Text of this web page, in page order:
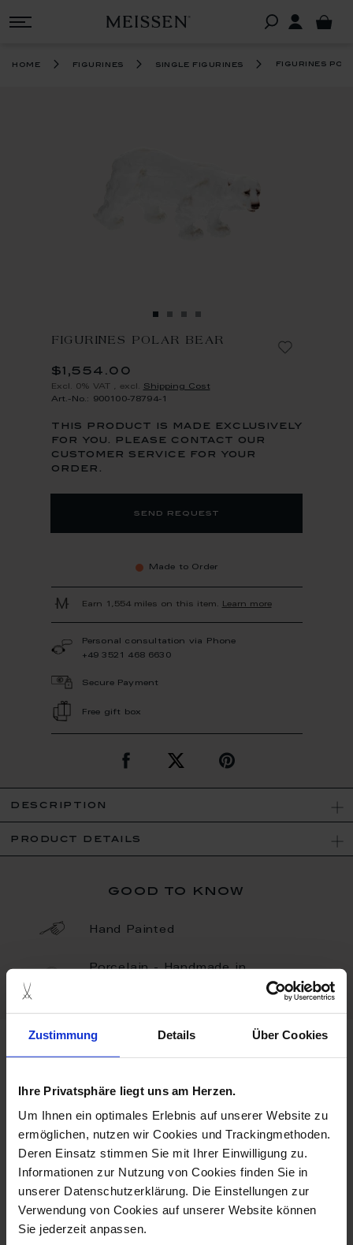
Zustimmung Details Über Cookies
Ihre Privatsphäre liegt uns am Herzen.
Um Ihnen ein optimales Erlebnis auf unserer Website zu
ermöglichen, nutzen wir Cookies und Trackingmethoden.
Deren Einsatz stimmen Sie mit Ihrer Einwilligung zu.
Informationen zur Nutzung von Cookies finden Sie in
unserer Datenschutzerklärung. Die Einstellungen zur
Verwendung von Cookies auf unserer Website können
Sie jederzeit anpassen.
home figurines single figurines figurines
FIGURINES POLAR BEAR
$1,554.00
Excl. 0% VAT excl. Shipping Cost
Art.-No.: 900100-78794-1
this product is made exclusively
for you. please contact our
customer service for your
order.
send request
Made to Order
Earn 1,554 miles on this item. Learn more
Personal consultation via Phone
+49 3521 468 6630
Secure Payment
Free gift box
description
product details
good to know
Hand Painted
Porcelain - Handmade in